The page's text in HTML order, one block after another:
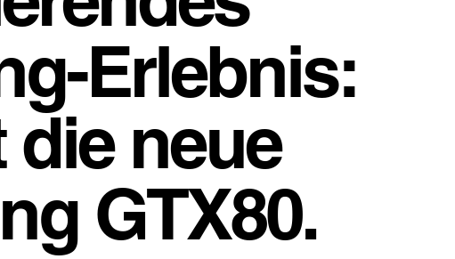
Erlebnis:
neue
GTX80.